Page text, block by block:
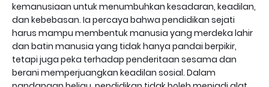
kemanusiaan untuk menumbuhkan kesadaran, keadilan,
dan kebebasan. Ia percaya bahwa pendidikan sejati
harus mampu membentuk manusia yang merdeka lahir
dan batin manusia yang tidak hanya pandai berpikir,
tetapi juga peka terhadap penderitaan sesama dan
berani memperjuangkan keadilan sosial. Dalam